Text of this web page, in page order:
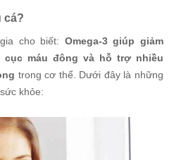
cá?
cho biết: Omega-3 giúp giảm
cục máu đông và hỗ trợ nhiều
trong cơ thể. Dưới đây là những
khỏe: